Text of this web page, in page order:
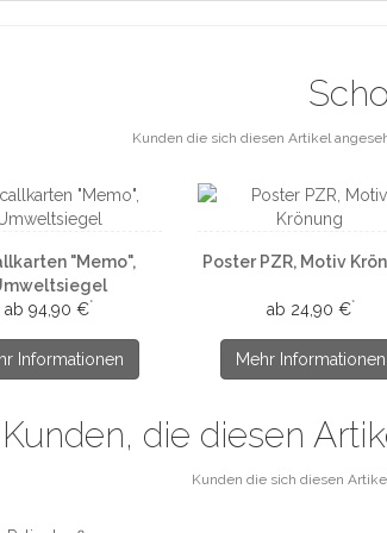
Kunden die sich diesen Artikel
"Memo",
ab 94,90 €*
Informationen
Poster PZR, Motiv
ab 24,90 €*
Mehr Informationen
Kunden, die diesen
Kunden die sich diesen